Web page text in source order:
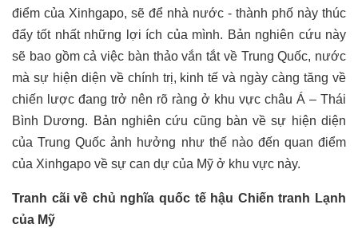
điểm của Xinhgapo, sẽ để nhà nước - thành phố này thúc
đẩy tốt nhất những lợi ích của mình. Bản nghiên cứu này
sẽ bao gồm cả việc bàn thảo vắn tắt về Trung Quốc, nước
mà sự hiện diện về chính trị, kinh tế và ngày càng tăng về
chiến lược đang trở nên rõ ràng ở khu vực châu Á – Thái
Bình Dương. Bản nghiên cứu cũng bàn về sự hiện diện
của Trung Quốc ảnh hưởng như thế nào đến quan điểm
của Xinhgapo về sự can dự của Mỹ ở khu vực này.
Tranh cãi về chủ nghĩa quốc tế hậu Chiến tranh Lạnh
của Mỹ